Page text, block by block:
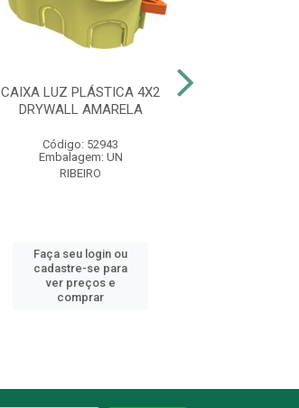
CAIXA LUZ PLÁSTICA 4X2
DRYWALL AMARELA
Código: 52943
Embalagem: UN
RIBEIRO
Faça seu login ou
cadastre-se para
ver preços e
comprar